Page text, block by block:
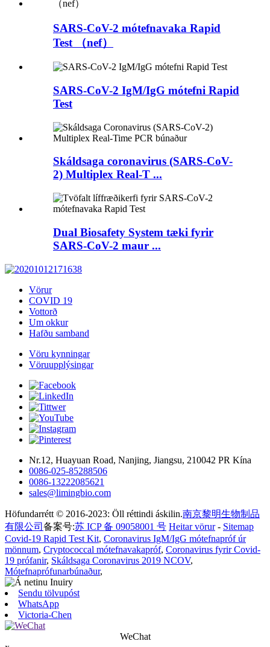
SARS-CoV-2 mótefnavaka Rapid
Test （nef）
SARS-CoV-2 IgM/IgG mótefni Rapid
Test
Skáldsaga coronavirus (SARS-CoV-
2) Multiplex Real-T ...
Dual Biosafety System tæki fyrir
SARS-CoV-2 maur ...
Vörur
COVID 19
Vottorð
Um okkur
Hafðu samband
Vöru kynningar
Vöruupplýsingar
Nr.12, Huayuan Road, Nanjing, Jiangsu, 210042 PR Kína
0086-025-85288506
0086-13222085621
sales@limingbio.com
Höfundarrétt © 2016-2023: Öll réttindi áskilin.南京黎明生物制品
有限公司 备案号:苏 ICP 备 09058001 号 Heitar vörur- Sitemap
Covid-19 Rapid Test Kit, Coronavirus IgM/IgG mótefnapróf úr
mönnum, Cryptococcal mótefnavakapróf, Coronavirus fyrir Covid-
19 prófanir, Skáldsaga Coronavirus 2019 NCOV,
Mótefnaprófunarbúnaður,
Sendu tölvupóst
WhatsApp
Victoria-Chen
WeChat